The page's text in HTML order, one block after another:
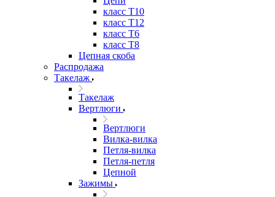
класс Т10
класс Т12
класс Т6
класс Т8
Цепная скоба
Распродажа
Такелаж
Такелаж
Вертлюги
Вертлюги
Вилка-вилка
Петля-вилка
Петля-петля
Цепной
Зажимы